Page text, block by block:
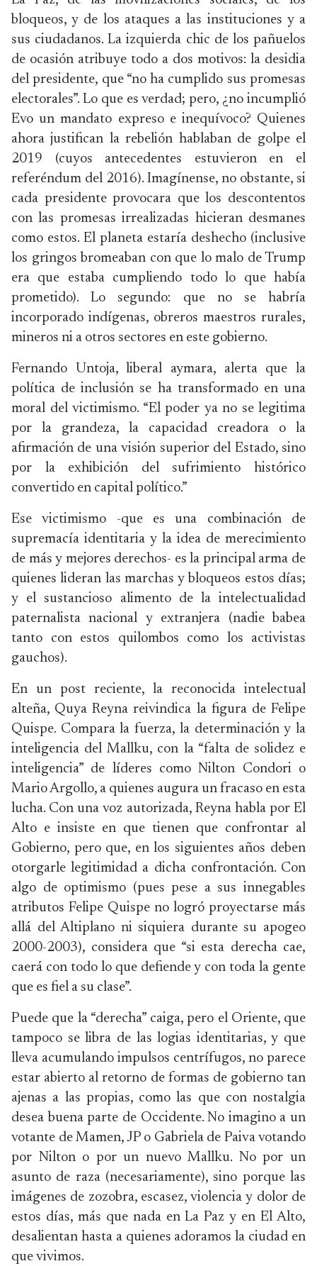
bloqueos, y de los ataques a las instituciones y a
sus ciudadanos. La izquierda chic de los pañuelos
de ocasión atribuye todo a dos motivos: la desidia
del presidente, que “no ha cumplido sus promesas
electorales”. Lo que es verdad; pero, ¿no incumplió
Evo un mandato expreso e inequívoco? Quienes
ahora justifican la rebelión hablaban de golpe el
2019 (cuyos antecedentes estuvieron en el
referéndum del 2016). Imagínense, no obstante, si
cada presidente provocara que los descontentos
con las promesas irrealizadas hicieran desmanes
como estos. El planeta estaría deshecho (inclusive
los gringos bromeaban con que lo malo de Trump
era que estaba cumpliendo todo lo que había
prometido). Lo segundo: que no se habría
incorporado indígenas, obreros maestros rurales,
mineros ni a otros sectores en este gobierno.
Fernando Untoja, liberal aymara, alerta que la
política de inclusión se ha transformado en una
moral del victimismo. “El poder ya no se legitima
por la grandeza, la capacidad creadora o la
afirmación de una visión superior del Estado, sino
por la exhibición del sufrimiento histórico
convertido en capital político.”
Ese victimismo -que es una combinación de
supremacía identitaria y la idea de merecimiento
de más y mejores derechos- es la principal arma de
quienes lideran las marchas y bloqueos estos días;
y el sustancioso alimento de la intelectualidad
paternalista nacional y extranjera (nadie babea
tanto con estos quilombos como los activistas
gauchos).
En un post reciente, la reconocida intelectual
alteña, Quya Reyna reivindica la figura de Felipe
Quispe. Compara la fuerza, la determinación y la
inteligencia del Mallku, con la “falta de solidez e
inteligencia” de líderes como Nilton Condori o
Mario Argollo, a quienes augura un fracaso en esta
lucha. Con una voz autorizada, Reyna habla por El
Alto e insiste en que tienen que confrontar al
Gobierno, pero que, en los siguientes años deben
otorgarle legitimidad a dicha confrontación. Con
algo de optimismo (pues pese a sus innegables
atributos Felipe Quispe no logró proyectarse más
allá del Altiplano ni siquiera durante su apogeo
2000-2003), considera que “si esta derecha cae,
caerá con todo lo que defiende y con toda la gente
que es fiel a su clase”.
Puede que la “derecha” caiga, pero el Oriente, que
tampoco se libra de las logias identitarias, y que
lleva acumulando impulsos centrífugos, no parece
estar abierto al retorno de formas de gobierno tan
ajenas a las propias, como las que con nostalgia
desea buena parte de Occidente. No imagino a un
votante de Mamen, JP o Gabriela de Paiva votando
por Nilton o por un nuevo Mallku. No por un
asunto de raza (necesariamente), sino porque las
imágenes de zozobra, escasez, violencia y dolor de
estos días, más que nada en La Paz y en El Alto,
desalientan hasta a quienes adoramos la ciudad en
que vivimos.